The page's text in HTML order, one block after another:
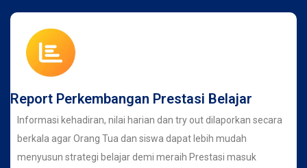
Report Perkembangan Prestasi Belajar
Informasi kehadiran, nilai harian dan try out dilaporkan secara
berkala agar Orang Tua dan siswa dapat lebih mudah
menyusun strategi belajar demi meraih Prestasi masuk